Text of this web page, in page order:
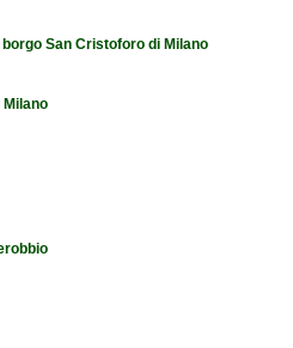
San Cristoforo di Milano